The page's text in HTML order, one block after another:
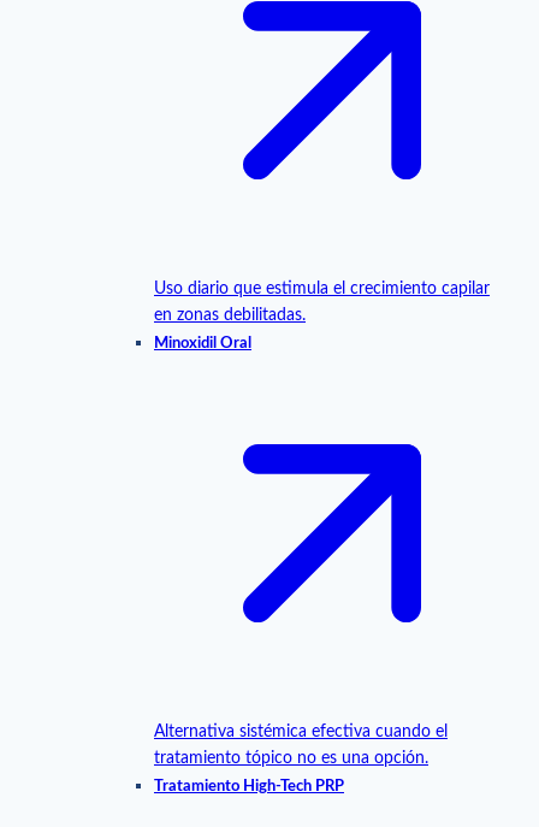
Uso diario que estimula el crecimiento capilar
en zonas debilitadas.
Minoxidil Oral
Alternativa sistémica efectiva cuando el
tratamiento tópico no es una opción.
Tratamiento High-Tech PRP